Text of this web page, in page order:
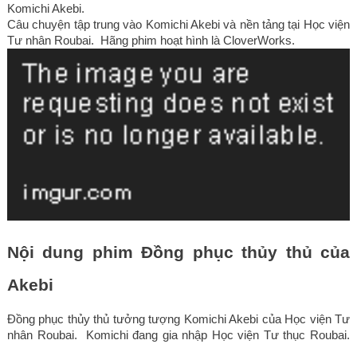
Komichi Akebi.
Câu chuyện tập trung vào Komichi Akebi và nền tảng tại Học viện
Tư nhân Roubai.  Hãng phim hoạt hình là CloverWorks.
Nội dung phim Đồng phục thủy thủ của
Akebi
Đồng phục thủy thủ tưởng tượng Komichi Akebi của Học viện Tư
nhân Roubai.  Komichi đang gia nhập Học viện Tư thục Roubai.